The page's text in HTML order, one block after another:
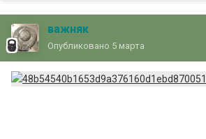
важняк
Опубликовано 5 марта